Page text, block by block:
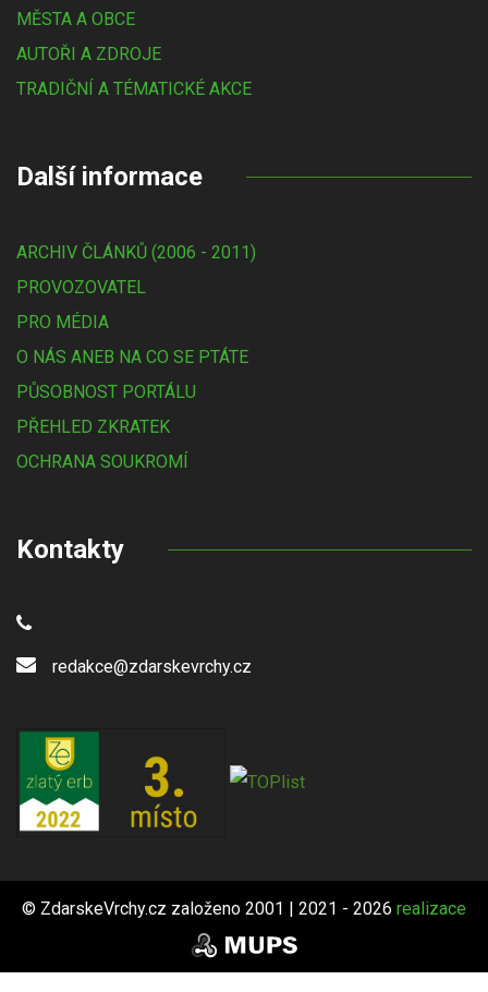
MĚSTA A OBCE
AUTOŘI A ZDROJE
TRADIČNÍ A TÉMATICKÉ AKCE
Další informace
ARCHIV ČLÁNKŮ (2006 - 2011)
PROVOZOVATEL
PRO MÉDIA
O NÁS ANEB NA CO SE PTÁTE
PŮSOBNOST PORTÁLU
PŘEHLED ZKRATEK
OCHRANA SOUKROMÍ
Kontakty
redakce@zdarskevrchy.cz
© ZdarskeVrchy.cz založeno 2001 | 2021 - 2026 realizace